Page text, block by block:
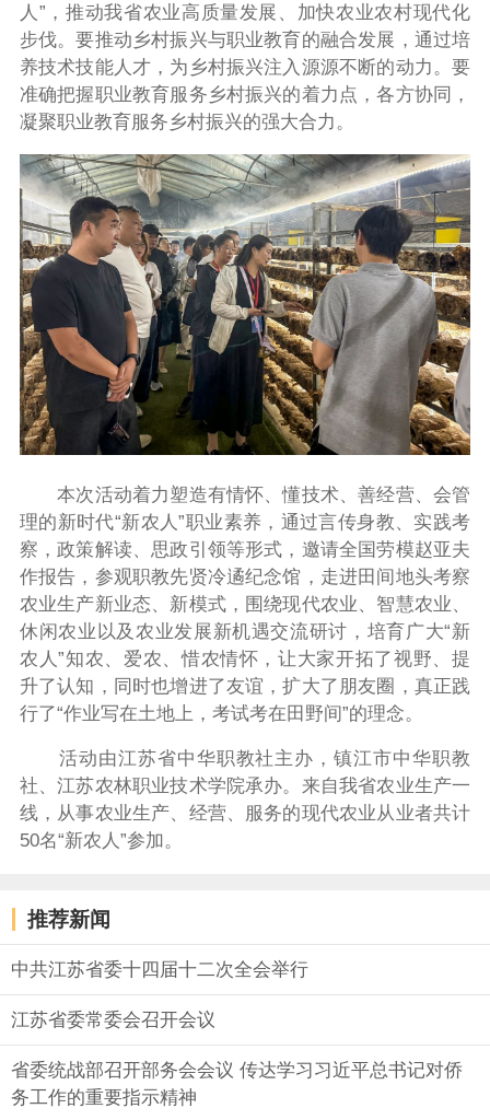
人”，推动我省农业高质量发展、加快农业农村现代化
步伐。要推动乡村振兴与职业教育的融合发展，通过培
养技术技能人才，为乡村振兴注入源源不断的动力。要
准确把握职业教育服务乡村振兴的着力点，各方协同，
凝聚职业教育服务乡村振兴的强大合力。
本次活动着力塑造有情怀、懂技术、善经营、会管
理的新时代“新农人”职业素养，通过言传身教、实践考
察，政策解读、思政引领等形式，邀请全国劳模赵亚夫
作报告，参观职教先贤冷遹纪念馆，走进田间地头考察
农业生产新业态、新模式，围绕现代农业、智慧农业、
休闲农业以及农业发展新机遇交流研讨，培育广大“新
农人”知农、爱农、惜农情怀，让大家开拓了视野、提
升了认知，同时也增进了友谊，扩大了朋友圈，真正践
行了“作业写在土地上，考试考在田野间”的理念。
活动由江苏省中华职教社主办，镇江市中华职教
社、江苏农林职业技术学院承办。来自我省农业生产一
线，从事农业生产、经营、服务的现代农业从业者共计
50名“新农人”参加。
推荐新闻
中共江苏省委十四届十二次全会举行
江苏省委常委会召开会议
省委统战部召开部务会会议 传达学习习近平总书记对侨
务工作的重要指示精神